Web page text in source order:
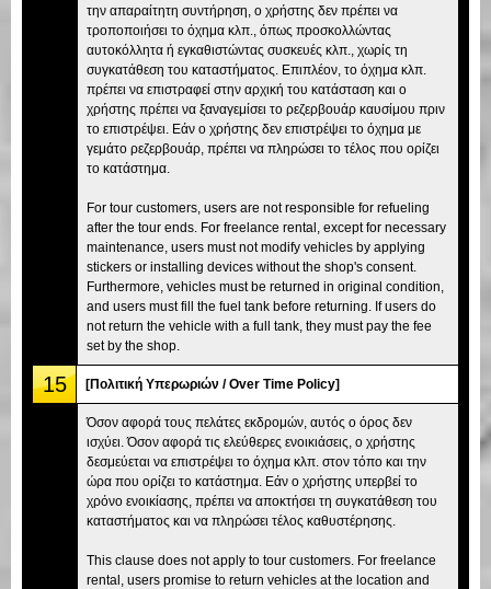
την απαραίτητη συντήρηση, ο χρήστης δεν πρέπει να
τροποποιήσει το όχημα κλπ., όπως προσκολλώντας
αυτοκόλλητα ή εγκαθιστώντας συσκευές κλπ., χωρίς τη
συγκατάθεση του καταστήματος. Επιπλέον, το όχημα κλπ.
πρέπει να επιστραφεί στην αρχική του κατάσταση και ο
χρήστης πρέπει να ξαναγεμίσει το ρεζερβουάρ καυσίμου πριν
το επιστρέψει. Εάν ο χρήστης δεν επιστρέψει το όχημα με
γεμάτο ρεζερβουάρ, πρέπει να πληρώσει το τέλος που ορίζει
το κατάστημα.
For tour customers, users are not responsible for refueling
after the tour ends. For freelance rental, except for necessary
maintenance, users must not modify vehicles by applying
stickers or installing devices without the shop's consent.
Furthermore, vehicles must be returned in original condition,
and users must fill the fuel tank before returning. If users do
not return the vehicle with a full tank, they must pay the fee
set by the shop.
15 [Πολιτική Υπερωριών / Over Time Policy]
Όσον αφορά τους πελάτες εκδρομών, αυτός ο όρος δεν
ισχύει. Όσον αφορά τις ελεύθερες ενοικιάσεις, ο χρήστης
δεσμεύεται να επιστρέψει το όχημα κλπ. στον τόπο και την
ώρα που ορίζει το κατάστημα. Εάν ο χρήστης υπερβεί το
χρόνο ενοικίασης, πρέπει να αποκτήσει τη συγκατάθεση του
καταστήματος και να πληρώσει τέλος καθυστέρησης.
This clause does not apply to tour customers. For freelance
rental, users promise to return vehicles at the location and